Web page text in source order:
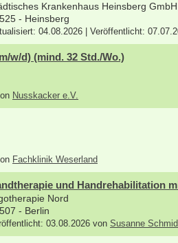
Krankenhaus Heinsberg GmbH
- Heinsberg
04.08.2026 | Veröffentlicht:
w/d) (mind. 32 Std./Wo.)
Nusskacker e.V.
Fachklinik Weserland
und Handrehabilitation
Nord
- Berlin
03.08.2026 von Susanne